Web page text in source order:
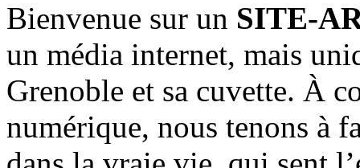
Bienvenue sur un SITE-
un média internet, mais
Grenoble et sa cuvette. À
numérique, nous tenons à